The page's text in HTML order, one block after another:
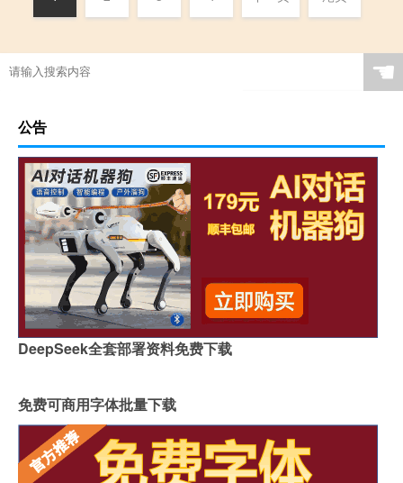
☚
公告
DeepSeek全套部署资料免费下载
免费可商用字体批量下载